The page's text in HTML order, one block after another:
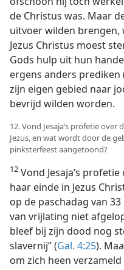
de Christus was. Maar
uitvoer wilden brengen,
Jezus Christus moest
Gods hulp uit hun
ergens anders prediken
zijn eigen gebied naar
bevrijd wilden worden.
12. Vond Jesaja’s profetie
Jezus, en wat wordt door de
pinksterfeest aangetoond?
12 Vond Jesaja’s
haar einde in Jezus
op de paschadag van
van vrijlating niet
bleef bij zijn dood nog
slavernij” (Gal. 4:25).
om zich heen